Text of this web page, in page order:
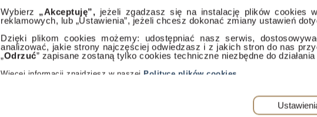
Wybierz „Akceptuję”, jeżeli zgadzasz się na instalację plików cookies
reklamowych, lub „Ustawienia”, jeżeli chcesz dokonać zmiany ustawień
Dzięki plikom cookies możemy: udostępniać nasz serwis,
analizować, jakie strony najczęściej odwiedzasz i z jakich stron do nas
„Odrzuć” zapisane zostaną tylko cookies techniczne niezbędne do działania
Więcej informacji znajdziesz w naszejPolityce plików cookies
Dostępność
© 2025 Dom Inwestycyjny Xelion sp. z o.o. Wszelkie prawa zastrzeżone. Dom Inwestycyjny Xelion sp. z o.o.,